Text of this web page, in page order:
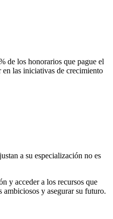
de los honorarios que pague el
las iniciativas de crecimiento
a su especialización no es
y acceder a los recursos que
ambiciosos y asegurar su futuro.